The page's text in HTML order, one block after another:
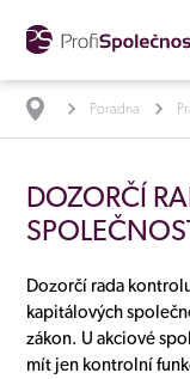
Poradna
DOZORČÍ
Dozorčí rada
kapitálových
zákon. U akciové
mít jen kontrolní